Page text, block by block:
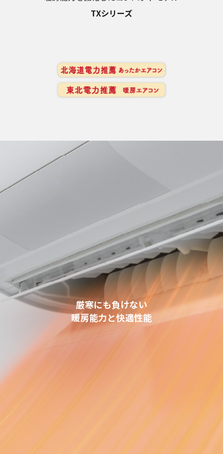
TXシリーズ
厳寒にも負けない
暖房能力と快適性能